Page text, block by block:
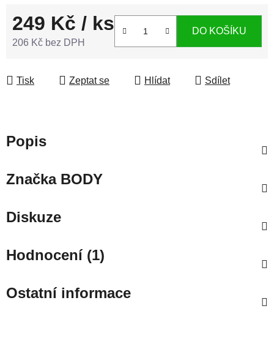
249 Kč / ks
206 Kč bez DPH
DO KOŠÍKU
Tisk Zeptat se Hlídat Sdílet
Popis
ZnačkaBODY
Diskuze
Hodnocení (1)
Ostatní informace